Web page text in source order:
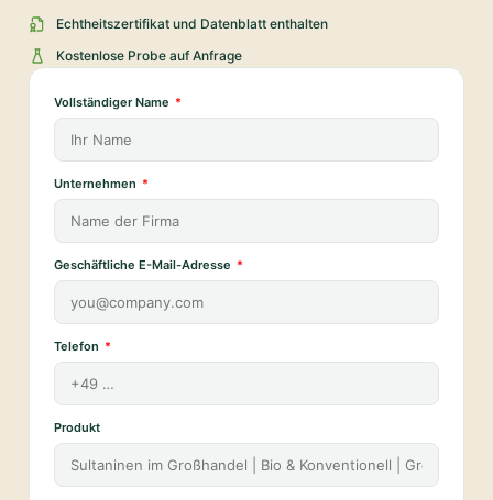
Echtheitszertifikat und Datenblatt enthalten
Kostenlose Probe auf Anfrage
Vollständiger Name
Unternehmen
Geschäftliche E-Mail-Adresse
Telefon
Produkt